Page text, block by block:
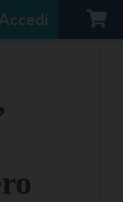
Accedi